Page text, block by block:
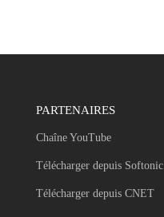
PARTENAIRES
Chaîne YouTube
Télécharger depuis Softonic
Télécharger depuis CNET